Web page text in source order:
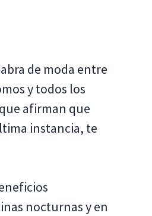
de moda entre
y todos los
afirman que
instancia, te
nocturnas y en